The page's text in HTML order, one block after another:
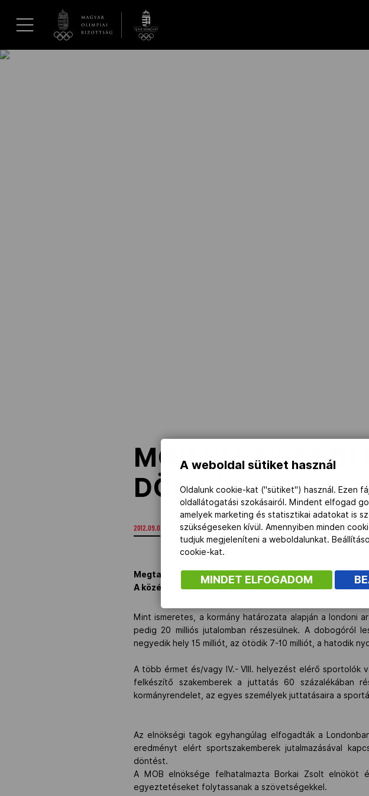
MOB ELNÖKSÉGI
DÖNTÉST
2012.09.03. 18:14
Megtartotta a sikeres londoni olimpia utáni első
A középpontban a jutalmazási javaslat állt.
Mint ismeretes, a kormány határozata alapján a londoni
pedig 20 milliós jutalomban részesülnek. A dobogóról
negyedik hely 15 milliót, az ötödik 7-10 milliót, a hatodik
A több érmet és/vagy IV.- VIII. helyezést elérő sportolók
felkészítő szakemberek a juttatás 60 százalékában
kormányrendelet, az egyes személyek juttatásaira a
Az elnökségi tagok egyhangúlag elfogadták a
eredményt elért sportszakemberek jutalmazásával
döntést.
A MOB elnöksége felhatalmazta Borkai Zsolt
egyeztetéseket folytassanak a szövetségekkel.
A weboldal sütiket használ
Oldalunk cookie-kat ("sütiket") használ. Ezen
oldallátogatási szokásairól. Mindent elfogad
amelyek marketing és statisztikai adatokat is
szükségeseken kívül. Amennyiben minden
tudjuk megjeleníteni a weboldalunkat.
cookie-kat.
MINDET ELFOGADOM